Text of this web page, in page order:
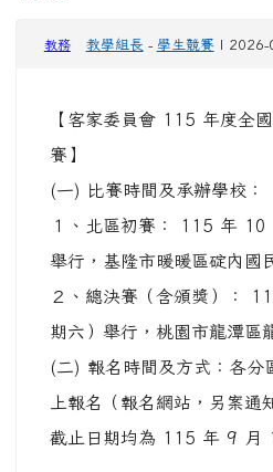
教務 教學組長 - 學生競賽| 2026-
【客家委員會 115 年度全
賽】
(一) 比賽時間及承辦學校：
１、北區初賽： 115 年 10
舉行，基隆市暖暖區碇內國
２、總決賽（含頒獎）：
期六）舉行，桃園市龍潭區
(二) 報名時間及方式：各分
上報名（報名網站，另案通
截止日期均為 115 年 9 月